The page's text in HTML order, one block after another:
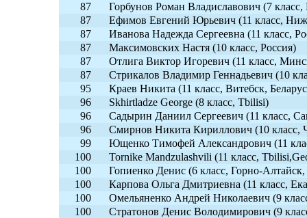
87
Горбунов Роман Владиславович (7
87
Ефимов Евгений Юрьевич (11 класс,
87
Иванова Надежда Сергеевна (11 класс,
87
Максимовских Настя (10 класс, Россия)
87
Отлига Виктор Игоревич (11 класс,
87
Стрикалов Владимир Геннадьевич (10
95
Краев Никита (11 класс, Витебск,
96
Skhirtladze George (8 класс, Tbilisi)
96
Садырин Даниил Сергеевич (11 класс,
96
Смирнов Никита Кириллович (10 класс,
99
Ющенко Тимофей Александрович (11
100
Tornike Mandzulashvili (11 класс,
100
Гопиенко Денис (6 класс, Горно-Алтайск,
100
Карпова Ольга Дмитриевна (11 класс,
100
Омельяненко Андрей Николаевич (9
100
Стратонов Денис Володимирович (9